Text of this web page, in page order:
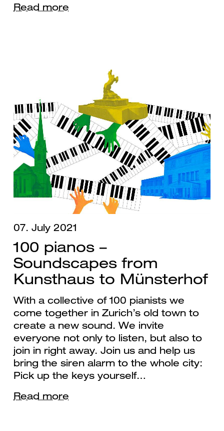
Read more
07. July 2021
100 pianos –
Soundscapes from
Kunsthaus to Münsterhof
With a collective of 100 pianists we
come together in Zurich’s old town to
create a new sound. We invite
everyone not only to listen, but also to
join in right away. Join us and help us
bring the siren alarm to the whole city:
Pick up the keys yourself…
Read more